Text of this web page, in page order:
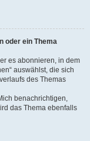
oder ein Thema
es abonnieren, in dem
auswählst, die sich
des Themas
benachrichtigen,
das Thema ebenfalls